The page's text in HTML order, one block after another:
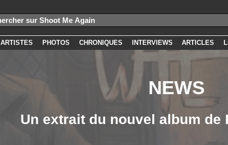
ARTISTES PHOTOS CHRONIQUES INTERVIEWS ARTICLES
NEWS
Un extrait du nouvel album de